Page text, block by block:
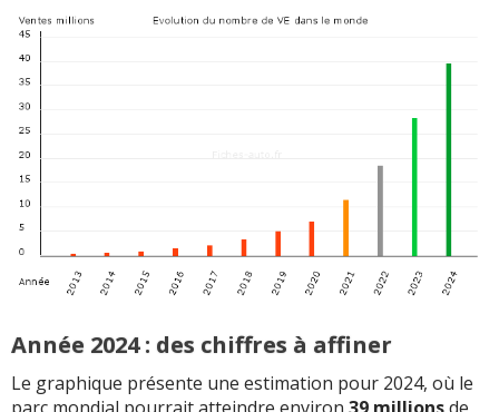
Année 2024 : des chiffres à affiner
Le graphique présente une estimation pour 2024, où le